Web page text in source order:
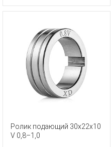
Ролик подающий 30х22х10
V 0,8–1,0